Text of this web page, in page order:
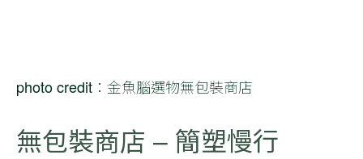
photo credit：金魚腦選物無包裝商店
無包裝商店 – 簡塑慢行